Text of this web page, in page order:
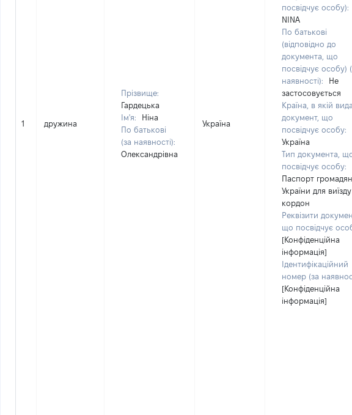
1 дружина
Прізвище:
Гардецька
Ім'я:
Ніна
По батькові
(за наявності):
Олександрівна
Україна
посвідчує особу):
NINA
По батькові
(відповідно до
документа, що
посвідчує особу)
наявності):
Не
застосовується
Країна, в якій
документ, що
посвідчує особу:
Україна
Тип документа,
посвідчує особу:
Паспорт
України для
кордон
Реквізити
що посвідчує
[Конфіденційна
інформація]
Ідентифікаційний
номер (за
[Конфіденційна
інформація]